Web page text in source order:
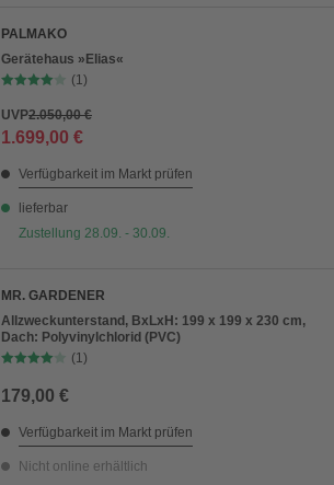
PALMAKO
Gerätehaus »Elias«
(1)
UVP2.050,00 €
1.699,00 €
Verfügbarkeit im Markt prüfen
lieferbar
Zustellung 28.09. - 30.09.
MR. GARDENER
Allzweckunterstand, BxLxH: 199 x 199 x 230 cm,
Dach: Polyvinylchlorid (PVC)
(1)
179,00 €
Verfügbarkeit im Markt prüfen
Nicht online erhältlich